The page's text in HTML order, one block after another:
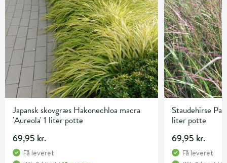
Japansk skovgræs Hakonechloa macra
'Aureola' 1 liter potte
69,95 kr.
Få leveret
Staudehirse
liter potte
69,95 kr.
Få leveret